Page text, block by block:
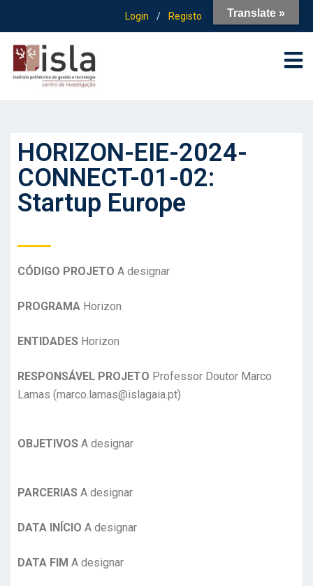
Login / Registo
HORIZON-EIE-2024-
CONNECT-01-02:
Startup Europe
CÓDIGO PROJETO A designar
PROGRAMA Horizon
ENTIDADES Horizon
RESPONSÁVEL PROJETO Professor Doutor Marco
Lamas (marco.lamas@islagaia.pt)
OBJETIVOS A designar
PARCERIAS A designar
DATA INÍCIO A designar
DATA FIM A designar
Translate »